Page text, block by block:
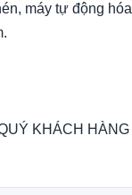
máy tự động hóa
KHÁCH HÀNG